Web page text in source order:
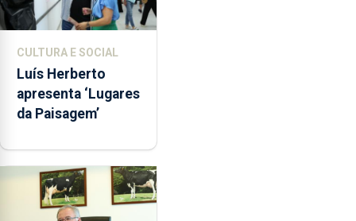
CULTURA E SOCIAL
Luís Herberto
apresenta ‘Lugares
da Paisagem’